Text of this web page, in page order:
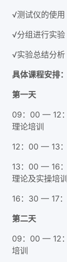
√测试仪的使用
√分组进行实验
√实验总结分析
具体课程安排：
第一天
09：00 — 12
理论培训
12：00 — 13：
13：00 — 16
理论及实操培训
16：30 — 17：
第二天
09：00 — 12
培训